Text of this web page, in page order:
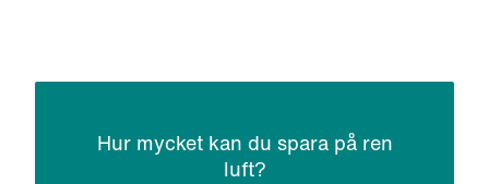
Hur mycket kan du spara på ren
luft?